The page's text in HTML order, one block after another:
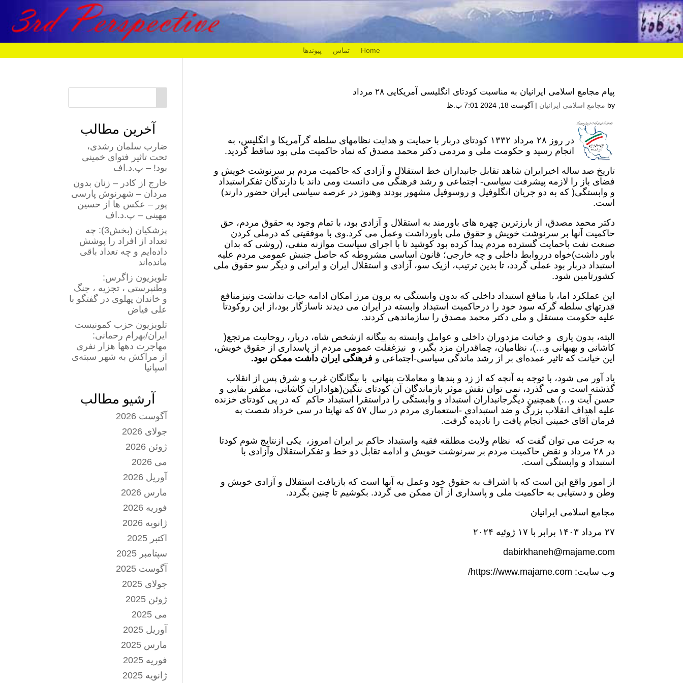
Home تماس پیوندها
پیام مجامع اسلامی ایرانیان به مناسبت کودتای انگلیسی آمریکایی ۲۸ مرداد
by مجامع اسلامی ایرانیان | آگوست 18, 2024 7:01 ب.ظ
در روز ۲۸ مرداد ۱۳۳۲ کودتای دربار با حمایت و هدایت نظامهای سلطه گرآمریکا و انگلیس، به
انجام رسید و حکومت ملی و مردمی دکتر محمد مصدق که نماد حاکمیت ملی بود ساقط گردید.
تاریخ صد ساله اخیرایران شاهد تقابل جانبداران خط استقلال و آزادی که حاکمیت مردم بر سرنوشت خویش و
فضای باز را لازمه پیشرفت سیاسی- اجتماعی و رشد فرهنگی می دانست ومی داند با دارندگان تفکراستبداد
و وابستگی( که به دو جریان انگلوفیل و روسوفیل مشهور بودند وهنوز در عرصه سیاسی ایران حضور دارند)
است.
دکتر محمد مصدق، از بارزترین چهره های باورمند به استقلال و آزادی بود، با تمام وجود به حقوق مردم، حق
حاکمیت آنها بر سرنوشت خویش و حقوق ملی باورداشت وعمل می کرد.وی با موفقیتی که درملی کردن
صنعت نفت باحمایت گسترده مردم پیدا کرده بود کوشید تا با اجرای سیاست موازنه منفی، (روشی که بدان
باور داشت)خواه درروابط داخلی و چه خارجی؛ قانون اساسی مشروطه که حاصل جنبش عمومی مردم علیه
استبداد دربار بود عملی گردد، تا بدین ترتیب، ازیک سو، آزادی و استقلال ایران و ایرانی و دیگر سو حقوق ملی
کشورتامین شود.
این عملکرد اما، با منافع استبداد داخلی که بدون وابستگی به برون مرز امکان ادامه حیات نداشت ونیزمنافع
قدرتهای سلطه گرکه سود خود را درحاکمیت استبداد وابسته در ایران می دیدند ناسازگار بود،از این روکودتا
علیه حکومت مستقل و ملی دکتر محمد مصدق را سازماندهی کردند.
البته، بدون یاری و خیانت مزدوران داخلی و عوامل وابسته به بیگانه ازشخص شاه، دربار، روحانیت مرتجع(
کاشانی و بهبهانی و…)، نظامیان، چماقدران مزد بگیر، و نیزغفلت عمومی مردم از پاسداری از حقوق خویش،
این خیانت که تاثیر عمده‌ای بر از رشد ماندگی سیاسی‌-اجتماعی و فرهنگی ایران داشت ممکن نبود.
یاد آور می شود، با توجه به آنچه که از زد و بندها و معاملات پنهانی با بیگانگان غرب و شرق پس از انقلاب
گذشته است و می گذرد، نمی توان نقش موثر بازماندگان آن کودتای ننگین(هواداران کاشانی، مظفر بقایی و
حسن آیت و…) همچنین دیگرجانبداران استبداد و وابستگی را دراستقرا استبداد حاکم که در پی کودتای خزنده
علیه اهداف انقلاب بزرگ و ضد استبدادی -استعماری مردم در سال ۵۷ که نهایتا در سی خرداد شصت به
فرمان آقای خمینی انجام یافت را نادیده گرفت.
به جرئت می توان گفت که نظام ولایت مطلقه فقیه واستبداد حاکم بر ایران امروز، یکی ازنتایج شوم کودتا
در ۲۸ مرداد و نقض حاکمیت مردم بر سرنوشت خویش و ادامه تقابل دو خط و تفکراستقلال وآزادی با
استبداد و وابستگی است.
از امور واقع این است که با اشراف به حقوق خود وعمل به آنها است که بازیافت استقلال و آزادی خویش و
وطن و دستیابی به حاکمیت ملی و پاسداری از آن ممکن می گردد. بکوشیم تا چنین بگردد.
مجامع اسلامی ایرانیان
۲۷ مرداد ۱۴۰۳ برابر با ۱۷ ژوئیه ۲۰۲۴
dabirkhaneh@majame.com
وب سایت: https://www.majame.com/
آخرین مطالب
ضارب سلمان رشدی،
تحت تاثیر فتوای خمینی
بود! – پ.د.اف
خارج از کادر – زنان بدون
مردان – شهرنوش پارسی
پور – عکس ها از حسین
مهینی – پ.د.اف
پزشکیان (بخش3): چه
تعداد از افراد را پوشش
داده‌ایم و چه تعداد باقی
مانده‌اند
تلویزیون زاگرس:
وطنپرستی ، تجزیه ، جنگ
و خاندان پهلوی در گفتگو با
علی فیاض
تلویزیون حزب کمونیست
ایران/بهرام رحمانی:
مهاجرت دهها هزار نفری
از مراکش به شهر سبته‌ی
اسپانیا
آرشیو مطالب
آگوست 2026
جولای 2026
ژوئن 2026
می 2026
آوریل 2026
مارس 2026
فوریه 2026
ژانویه 2026
اکتبر 2025
سپتامبر 2025
آگوست 2025
جولای 2025
ژوئن 2025
می 2025
آوریل 2025
مارس 2025
فوریه 2025
ژانویه 2025